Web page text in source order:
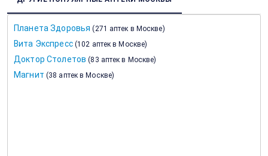
Планета Здоровья (271 аптек в Москве)
Вита Экспресс (102 аптек в Москве)
Доктор Столетов (83 аптек в Москве)
Магнит (38 аптек в Москве)